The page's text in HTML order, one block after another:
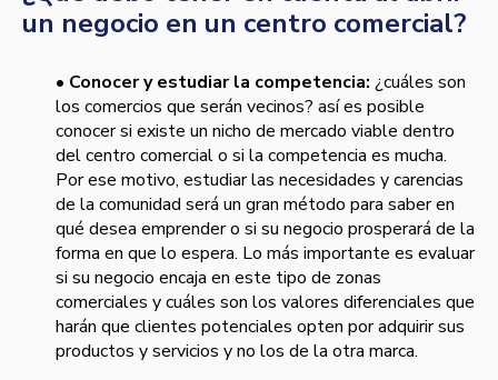
un negocio en un centro comercial?
• Conocer y estudiar la competencia: ¿cuáles son
los comercios que serán vecinos? así es posible
conocer si existe un nicho de mercado viable dentro
del centro comercial o si la competencia es mucha.
Por ese motivo, estudiar las necesidades y carencias
de la comunidad será un gran método para saber en
qué desea emprender o si su negocio prosperará de la
forma en que lo espera. Lo más importante es evaluar
si su negocio encaja en este tipo de zonas
comerciales y cuáles son los valores diferenciales que
harán que clientes potenciales opten por adquirir sus
productos y servicios y no los de la otra marca.